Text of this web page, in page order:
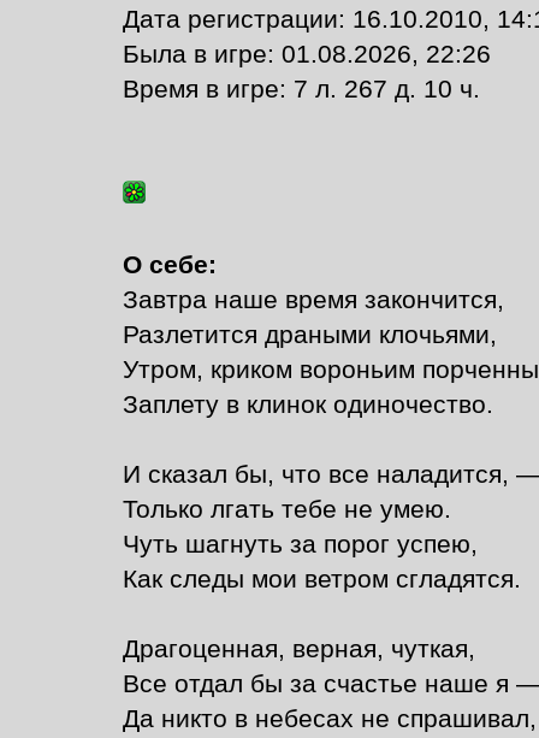
Дата регистрации: 16.10.2010,
Былa в игре: 01.08.2026, 22:26
Время в игре: 7 л. 267 д. 10 ч.
О себе:
Завтра наше время закончится,
Разлетится драными клочьями,
Утром, криком вороньим
Заплету в клинок одиночество.
И сказал бы, что все наладится,
Только лгать тебе не умею.
Чуть шагнуть за порог успею,
Как следы мои ветром сгладятся.
Драгоценная, верная, чуткая,
Все отдал бы за счастье наше я
Да никто в небесах не спрашивал,